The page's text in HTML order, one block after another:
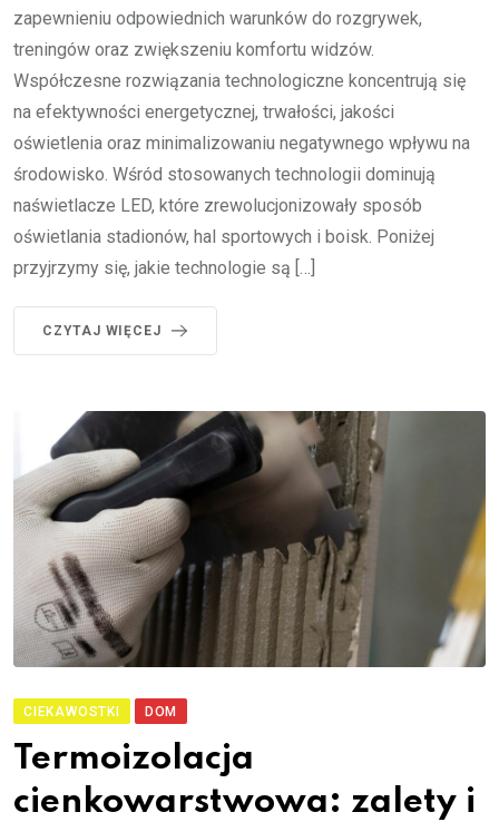
zapewnieniu odpowiednich warunków do rozgrywek,
treningów oraz zwiększeniu komfortu widzów.
Współczesne rozwiązania technologiczne koncentrują się
na efektywności energetycznej, trwałości, jakości
oświetlenia oraz minimalizowaniu negatywnego wpływu na
środowisko. Wśród stosowanych technologii dominują
naświetlacze LED, które zrewolucjonizowały sposób
oświetlania stadionów, hal sportowych i boisk. Poniżej
przyjrzymy się, jakie technologie są […]
CZYTAJ WIĘCEJ
CIEKAWOSTKI DOM
Termoizolacja
cienkowarstwowa: zalety i